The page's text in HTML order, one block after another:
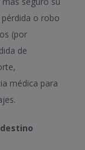
o robo
(por
de
médica para